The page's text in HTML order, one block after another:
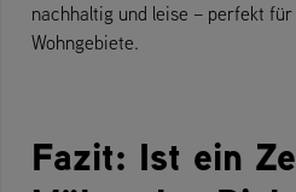
nachhaltig und leise – perfekt
Wohngebiete.
Fazit: Ist ein